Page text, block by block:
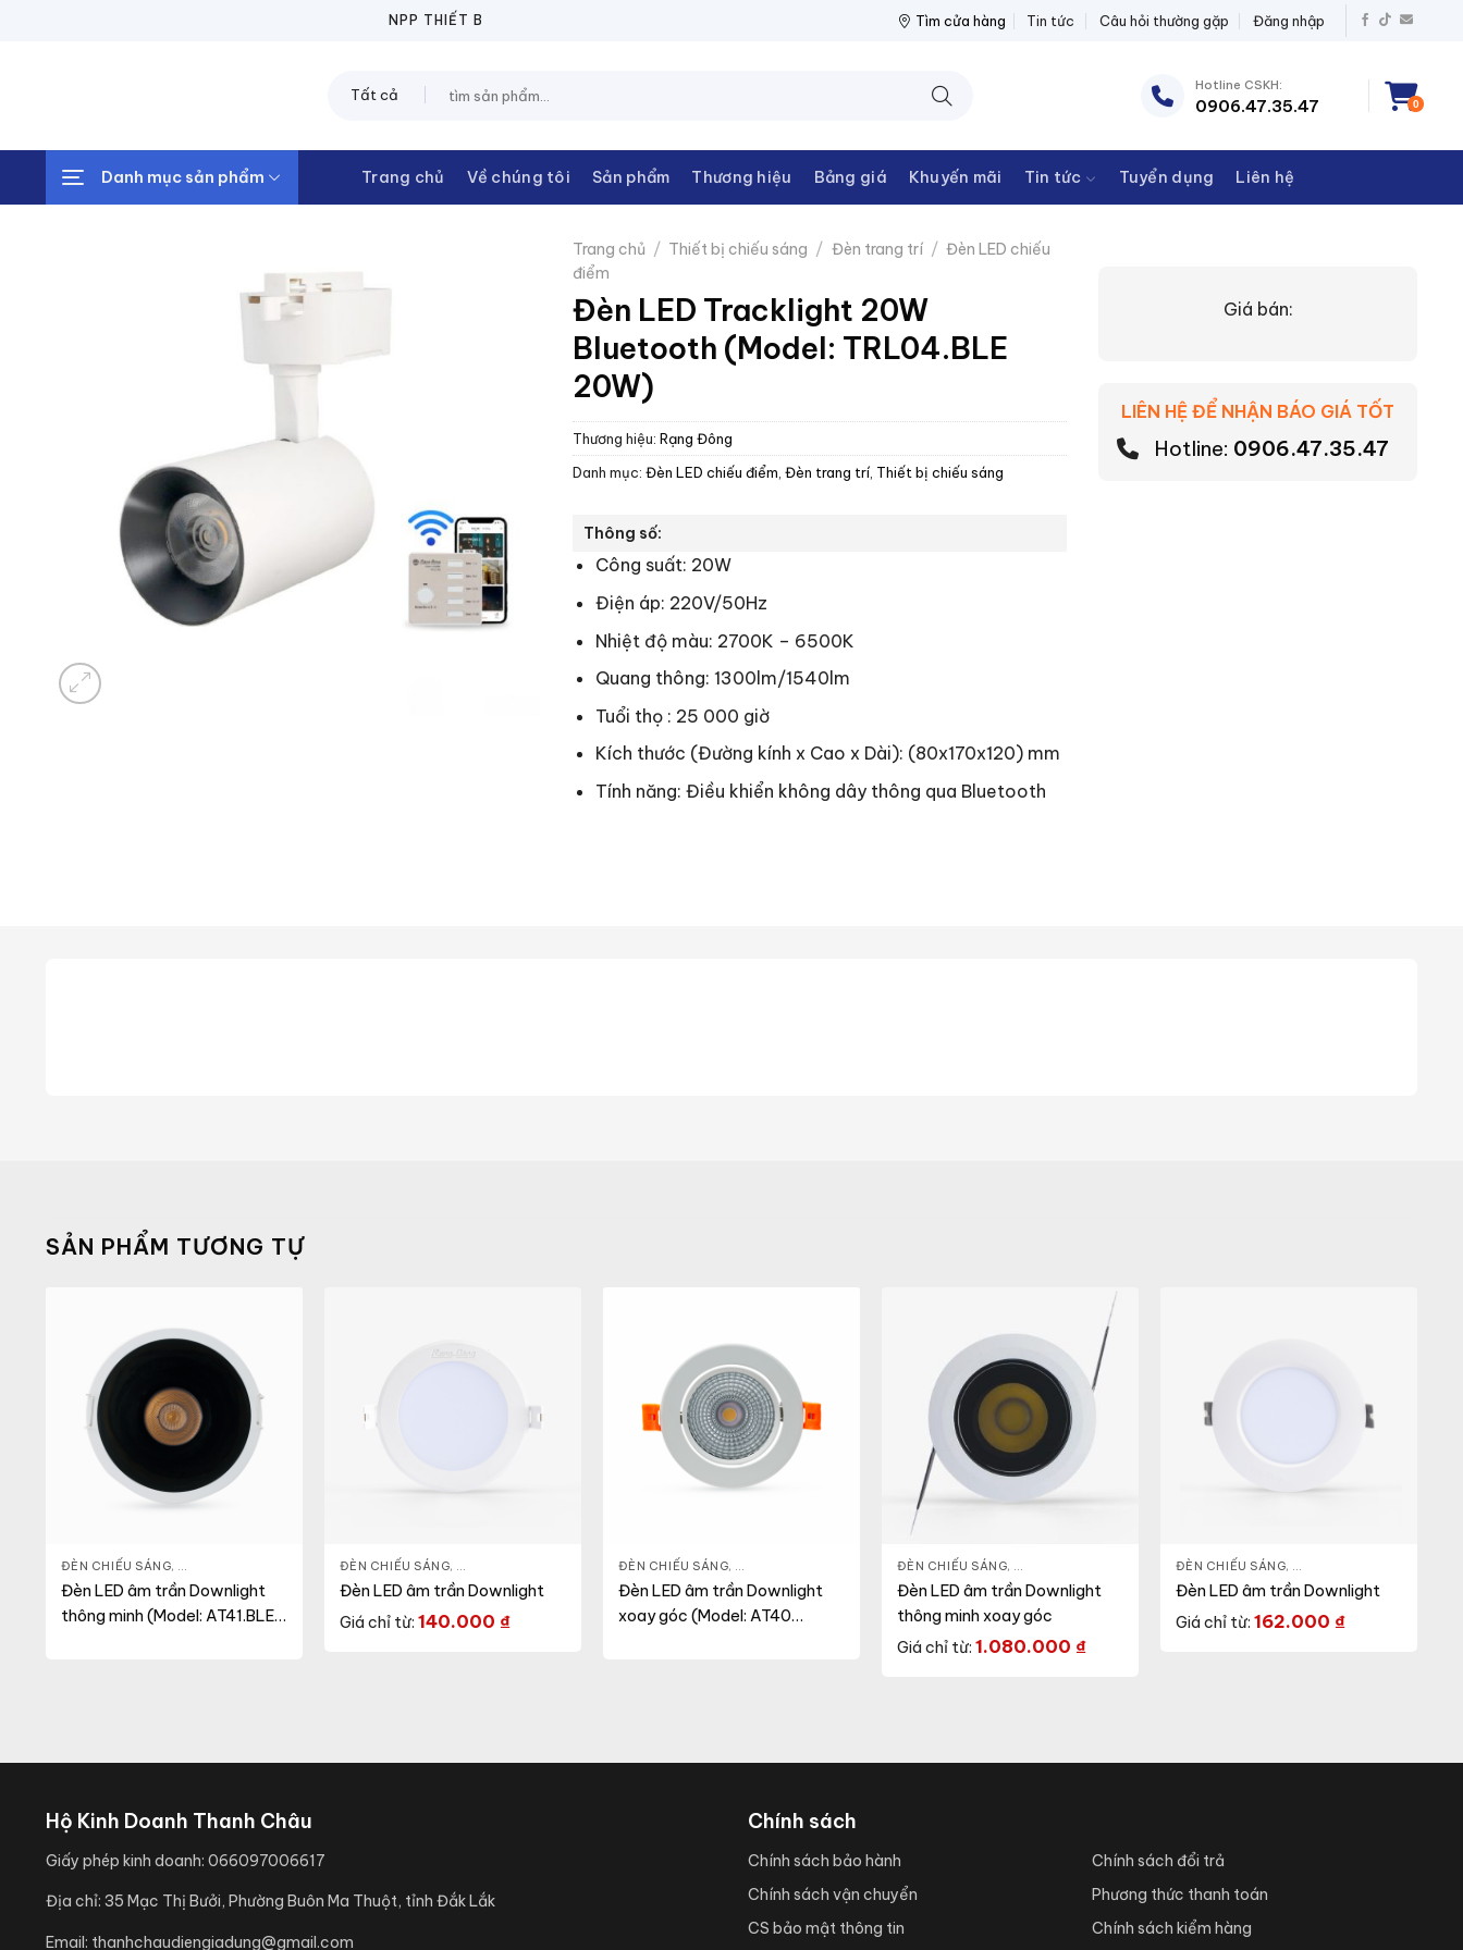
NPP THIẾT BỊ ĐIỆN THANH CHÂU NPP THIẾT BỊ ĐIỆN THANH CHÂU
Tìm cửa hàng Tin tức Câu hỏi thường gặp Đăng nhập
kiếm:
Hotline CSKH:
0906.47.35.47 0
Danh mục sản phẩm Trang chủ Về chúng tôi Sản phẩm Thương hiệu Bảng giá Khuyến mãi Tin tức Tuyển dụng Liên hệ
Trang chủ / Thiết bị chiếu sáng / Đèn trang trí / Đèn LED chiếu
điểm
Đèn LED Tracklight 20W
Bluetooth (Model: TRL04.BLE
20W)
Thương hiệu: Rạng Đông
Danh mục: Đèn LED chiếu điểm Đèn trang trí, Thiết bị chiếu sáng
Thông số:
Công suất: 20W
Điện áp: 220V/50Hz
Nhiệt độ màu: 2700K – 6500K
Quang thông: 1300lm/1540lm
Tuổi thọ : 25 000 giờ
Kích thước (Đường kính x Cao x Dài): (80x170x120) mm
Tính năng: Điều khiển không dây thông qua Bluetooth
Giá bán:
LIÊN HỆ ĐỂ NHẬN BÁO GIÁ TỐT
Hotline: 0906.47.35.47
SẢN PHẨM TƯƠNG TỰ
ĐÈN CHIẾU SÁNG, THIẾT BỊ CHIẾU SÁNG
Đèn LED âm trần Downlight
thông minh (Model: AT41.BLE
ĐÈN CHIẾU SÁNG, THIẾT BỊ CHIẾU SÁNG
Đèn LED âm trần Downlight
Giá chỉ từ: 140.000 ₫
ĐÈN CHIẾU SÁNG, THIẾT BỊ CHIẾU SÁNG
Đèn LED âm trần Downlight
xoay góc (Model: AT40
ĐÈN CHIẾU SÁNG, THIẾT BỊ CHIẾU SÁNG
Đèn LED âm trần Downlight
thông minh xoay góc
Giá chỉ từ: 1.080.000 ₫
ĐÈN CHIẾU SÁNG,
Đèn LED âm trần Downlight
Giá chỉ từ: 162.000 ₫
THIẾT BỊ CHIẾU SÁNG
Hộ Kinh Doanh Thanh Châu
Giấy phép kinh doanh: 066097006617
Địa chỉ: 35 Mạc Thị Bưởi, Phường Buôn Ma Thuột, tỉnh Đắk Lắk
Email: thanhchaudiengiadung@gmail.com
Chính sách
Chính sách bảo hành
Chính sách vận chuyển
CS bảo mật thông tin
Chính sách đổi trả
Phương thức thanh toán
Chính sách kiểm hàng